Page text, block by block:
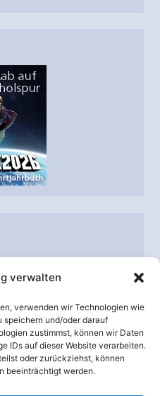
verwalten
verwenden wir Technologien wie
speichern und/oder darauf
zustimmst, können wir Daten
IDs auf dieser Website verarbeiten.
oder zurückziehst, können
beeinträchtigt werden.